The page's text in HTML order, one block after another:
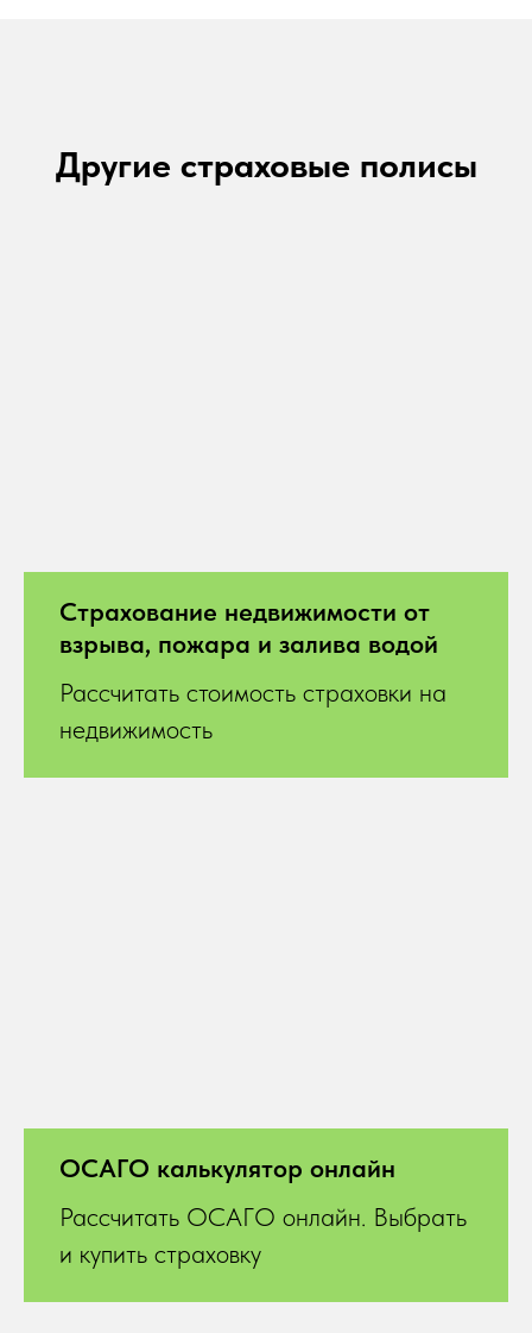
Другие страховые полисы
Страхование недвижимости от
взрыва, пожара и залива водой
Рассчитать стоимость страховки на
недвижимость
ОСАГО калькулятор онлайн
Рассчитать ОСАГО онлайн. Выбрать
и купить страховку